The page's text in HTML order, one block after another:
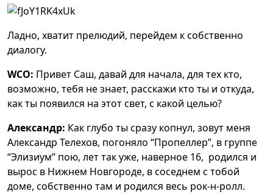
Ладно, хватит прелюдий, перейдем к собственно
диалогу.
WCO: Привет Саш, давай для начала, для тех кто,
возможно, тебя не знает, расскажи кто ты и откуда,
как ты появился на этот свет, с какой целью?
Александр: Как глубо ты сразу копнул, зовут меня
Александр Телехов, погоняло “Пропеллер”, в группе
“Элизиум” пою, лет так уже, наверное 16, родился и
вырос в Нижнем Новгороде, в соседнем с тобой
доме, собственно там и родился весь рок-н-ролл.